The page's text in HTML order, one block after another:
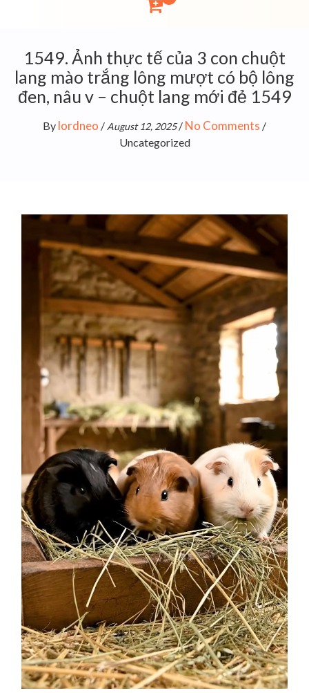
1549. Ảnh thực tế của 3 con chuột
lang mào trắng lông mượt có bộ lông
đen, nâu v – chuột lang mới đẻ 1549
By lordneo / August 12, 2025/ No Comments /
Uncategorized